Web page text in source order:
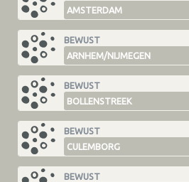
AMSTERDAM
BEWUST
ARNHEM/NIJMEGEN
BEWUST
BOLLENSTREEK
BEWUST
CULEMBORG
BEWUST